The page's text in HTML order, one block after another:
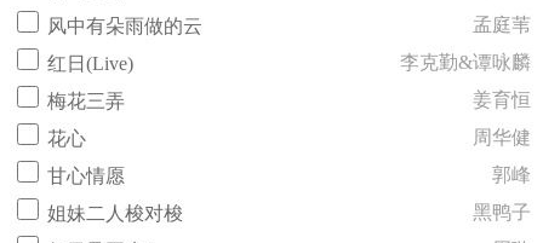
风中有朵雨做的云
孟庭苇
红日(Live)
李克勤&谭咏麟
梅花三弄
姜育恒
花心
周华健
甘心情愿
郭峰
姐妹二人梭对梭
黑鸭子